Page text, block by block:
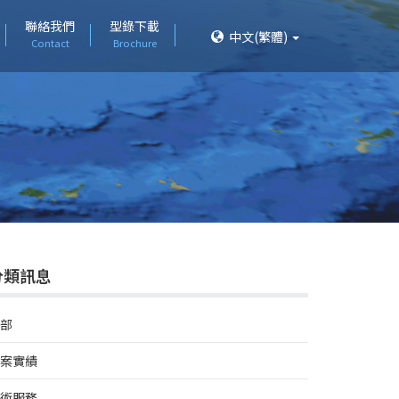
聯絡我們
Contact
型錄下載
Brochure 中文(繁體)
訊息
實績